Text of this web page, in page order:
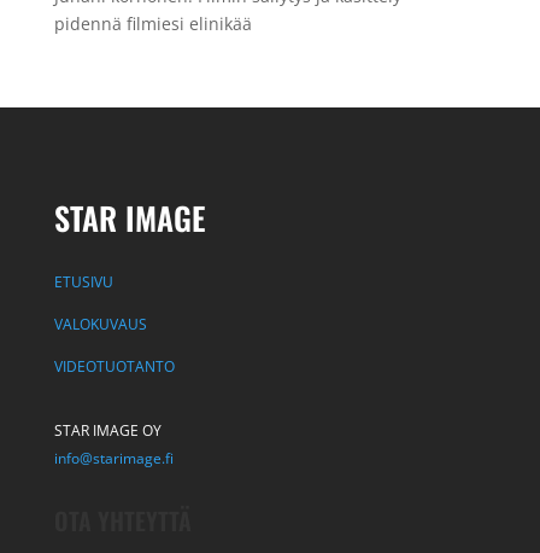
pidennä filmiesi elinikää
STAR IMAGE
ETUSIVU
VALOKUVAUS
VIDEOTUOTANTO
STAR IMAGE OY
info@starimage.fi